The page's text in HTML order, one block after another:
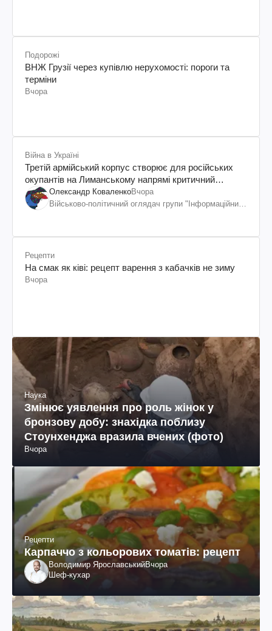
Подорожі
ВНЖ Грузії через купівлю нерухомості: пороги та
терміни
Вчора
Війна в Україні
Третій армійський корпус створює для російських
окупантів на Лиманському напрямі критичний
дискомфорт: як це вдалося
Олександр КоваленкоВчора
Військово-політичний оглядач групи "Інформаційний
Рецепти
На смак як ківі: рецепт варення з кабачків не зиму
Вчора
Наука
Змінює уявлення про роль жінок у
бронзову добу: знахідка поблизу
Стоунхенджа вразила вчених (фото)
Вчора
Рецепти
Карпаччо з кольорових томатів: рецепт
Володимир ЯрославськийВчора
Шеф-кухар